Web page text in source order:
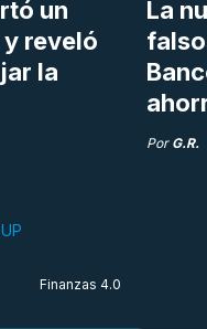
un
reveló
la
La
Por G.R.
Finanzas 4.0